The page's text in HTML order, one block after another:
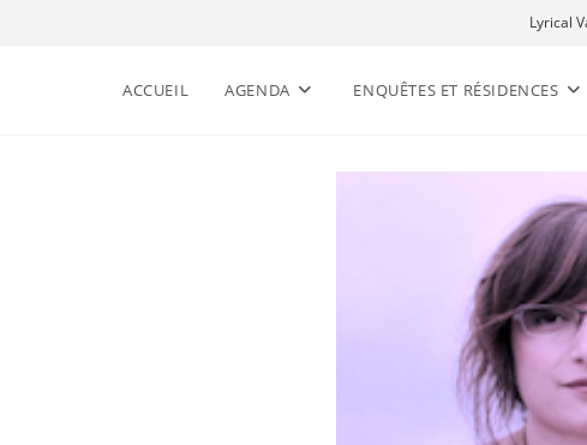
Lyrical
ACCUEIL AGENDA ENQUÊTES ET RÉSIDENCES